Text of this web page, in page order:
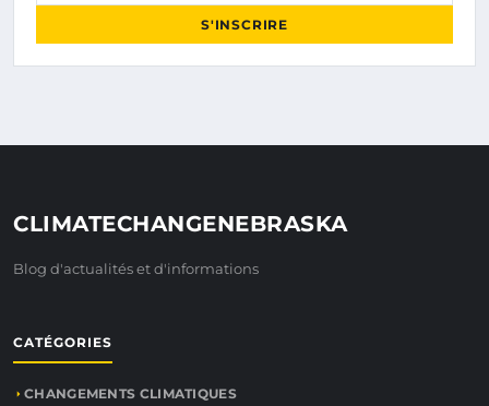
S'INSCRIRE
CLIMATECHANGENEBRASKA
Blog d'actualités et d'informations
CATÉGORIES
CHANGEMENTS CLIMATIQUES